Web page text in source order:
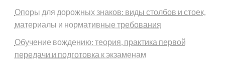
Опоры для дорожных знаков: виды столбов и стоек,
материалы и нормативные требования
Обучение вождению: теория, практика первой
передачи и подготовка к экзаменам